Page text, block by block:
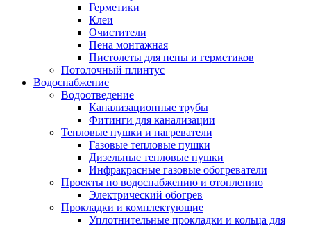
Герметики
Клеи
Очистители
Пена монтажная
Пистолеты для пены и герметиков
Потолочный плинтус
Водоснабжение
Водоотведение
Канализационные трубы
Фитинги для канализации
Тепловые пушки и нагреватели
Газовые тепловые пушки
Дизельные тепловые пушки
Инфракрасные газовые обогреватели
Проекты по водоснабжению и отоплению
Электрический обогрев
Прокладки и комплектующие
Уплотнительные прокладки и кольца для